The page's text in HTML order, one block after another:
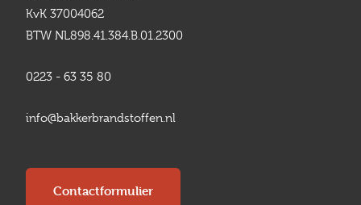
KvK 37004062
BTW NL898.41.384.B.01.2300
0223 - 63 35 80
info@bakkerbrandstoffen.nl
Contactformulier